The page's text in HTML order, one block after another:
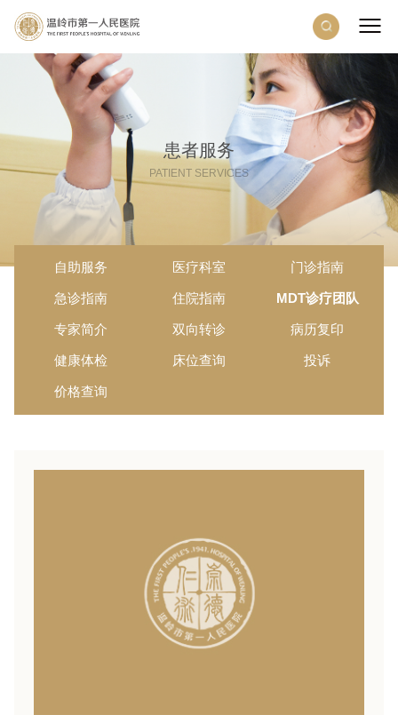
患者服务
PATIENT SERVICES
自助服务 医疗科室 门诊指南
急诊指南 住院指南 MDT诊疗团队
专家简介 双向转诊 病历复印
健康体检 床位查询 投诉
价格查询